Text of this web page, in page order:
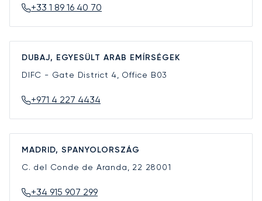
+33 1 89 16 40 70
DUBAJ, EGYESÜLT ARAB EMÍRSÉGEK
DIFC - Gate District 4, Office B03
+971 4 227 4434
MADRID, SPANYOLORSZÁG
C. del Conde de Aranda, 22 28001
+34 915 907 299